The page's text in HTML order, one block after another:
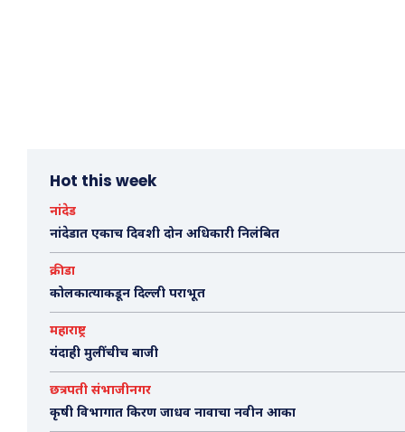
Hot this week
नांदेड
नांदेडात एकाच दिवशी दोन अधिकारी निलंबित
क्रीडा
कोलकात्याकडून दिल्ली पराभूत
महाराष्ट्र
यंदाही मुलींचीच बाजी
छत्रपती संभाजीनगर
कृषी विभागात किरण जाधव नावाचा नवीन आका